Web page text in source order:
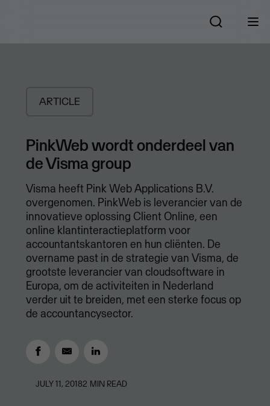
ARTICLE
PinkWeb wordt onderdeel van
de Visma group
Visma heeft Pink Web Applications B.V.
overgenomen. PinkWeb is leverancier van de
innovatieve oplossing Client Online, een
online klantinteractieplatform voor
accountantskantoren en hun cliënten. De
overname past in de strategie van Visma, de
grootste leverancier van cloudsoftware in
Europa, om de activiteiten in Nederland
verder uit te breiden, met een sterke focus op
de accountancysector.
JULY 11, 20182 MIN READ